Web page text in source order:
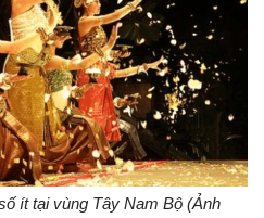
ít tại vùng Tây Nam Bộ (Ảnh